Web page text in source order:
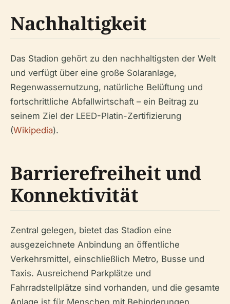
Nachhaltigkeit
Das Stadion gehört zu den nachhaltigsten der Welt
und verfügt über eine große Solaranlage,
Regenwassernutzung, natürliche Belüftung und
fortschrittliche Abfallwirtschaft – ein Beitrag zu
seinem Ziel der LEED-Platin-Zertifizierung
(Wikipedia).
Barrierefreiheit und
Konnektivität
Zentral gelegen, bietet das Stadion eine
ausgezeichnete Anbindung an öffentliche
Verkehrsmittel, einschließlich Metro, Busse und
Taxis. Ausreichend Parkplätze und
Fahrradstellplätze sind vorhanden, und die gesamte
Anlage ist für Menschen mit Behinderungen